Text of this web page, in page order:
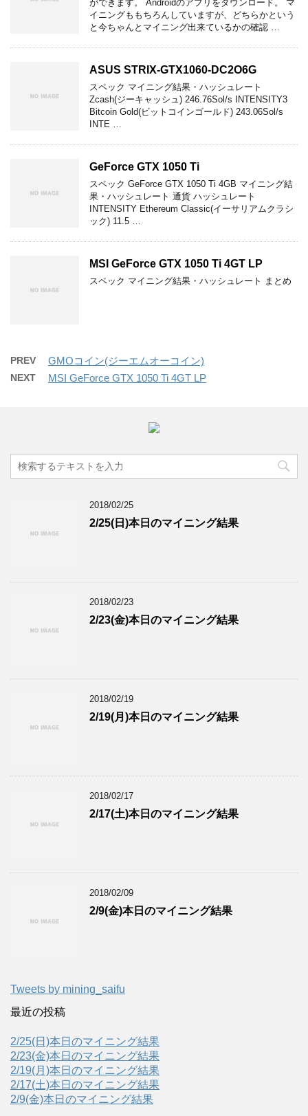
ができます。 Androidのアプリをダウンロード。 マ
イニングももちろんしていますが、どちらかという
と今ちゃんとマイニング出来ているかの確認 …
ASUS STRIX-GTX1060-DC2O6G
スペック マイニング結果・ハッシュレート
Zcash(ジーキャッシュ) 246.76Sol/s INTENSITY3
Bitcoin Gold(ビットコインゴールド) 243.06Sol/s
INTE …
GeForce GTX 1050 Ti
スペック GeForce GTX 1050 Ti 4GB マイニング結
果・ハッシュレート 通貨 ハッシュレート
INTENSITY Ethereum Classic(イーサリアムクラシ
ック) 11.5 …
MSI GeForce GTX 1050 Ti 4GT LP
スペック マイニング結果・ハッシュレート まとめ
PREV GMOコイン(ジーエムオーコイン)
NEXT MSI GeForce GTX 1050 Ti 4GT LP
2018/02/25
2/25(日)本日のマイニング結果
2018/02/23
2/23(金)本日のマイニング結果
2018/02/19
2/19(月)本日のマイニング結果
2018/02/17
2/17(土)本日のマイニング結果
2018/02/09
2/9(金)本日のマイニング結果
Tweets by mining_saifu
最近の投稿
2/25(日)本日のマイニング結果
2/23(金)本日のマイニング結果
2/19(月)本日のマイニング結果
2/17(土)本日のマイニング結果
2/9(金)本日のマイニング結果